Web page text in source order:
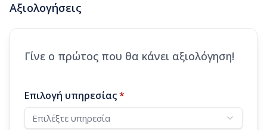
Αξιολογήσεις
Γίνε ο πρώτος που θα κάνει αξιολόγηση!
Επιλογή υπηρεσίας*
Επιλέξτε υπηρεσία